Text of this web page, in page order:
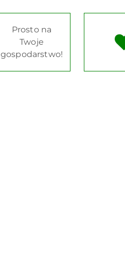
Prosto na
Twoje
gospodarstwo!